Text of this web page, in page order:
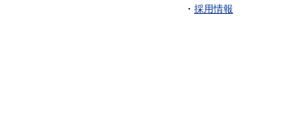
・ 採用情報